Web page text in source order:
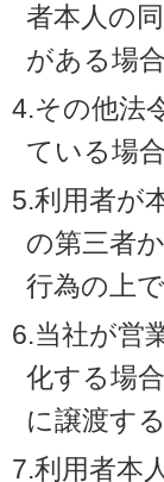
者本人の
がある場合
4.その他法
ている場合
5.利用者が
の第三者
行為の上
6.当社が営
化する場
に譲渡する
7.利用者本